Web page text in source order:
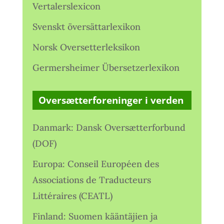
Vertalerslexicon
Svenskt översättarlexikon
Norsk Oversetterleksikon
Germersheimer Übersetzerlexikon
Oversætterforeninger i verden
Danmark: Dansk Oversætterforbund
(DOF)
Europa: Conseil Européen des
Associations de Traducteurs
Littéraires (CEATL)
Finland: Suomen kääntäjien ja